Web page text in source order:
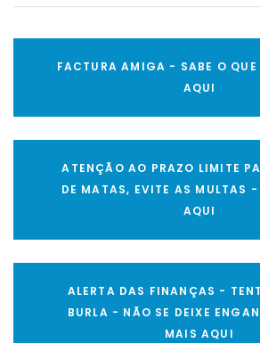
FACTURA AMIGA - SABE O QUE
AQUI
ATENÇÃO AO PRAZO LIMITE
DE MATAS, EVITE AS MULTAS
AQUI
ALERTA DAS FINANÇAS -
BURLA - NÃO SE DEIXE
MAIS AQUI